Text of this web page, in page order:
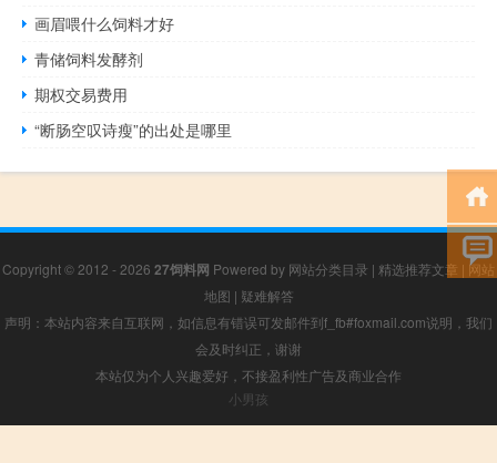
画眉喂什么饲料才好
青储饲料发酵剂
期权交易费用
“断肠空叹诗瘦”的出处是哪里
Copyright © 2012 - 2026 27饲料网 Powered by 网站分类目录 | 精选推荐文章 | 网站
地图 | 疑难解答
声明：本站内容来自互联网，如信息有错误可发邮件到f_fb#foxmail.com说明，我们
会及时纠正，谢谢
本站仅为个人兴趣爱好，不接盈利性广告及商业合作
小男孩